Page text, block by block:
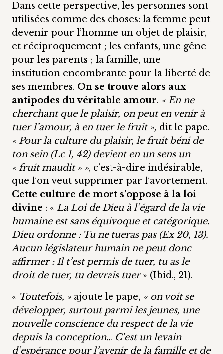
Dans cette perspective, les personnes sont
utilisées comme des choses: la femme peut
devenir pour l’homme un objet de plaisir,
et réciproquement ; les enfants, une gêne
pour les parents ; la famille, une
institution encombrante pour la liberté de
ses membres. On se trouve alors aux
antipodes du véritable amour. « En ne
cherchant que le plaisir, on peut en venir à
tuer l’amour, à en tuer le fruit », dit le pape.
« Pour la culture du plaisir, le fruit béni de
ton sein (Lc 1, 42) devient en un sens un
« fruit maudit » », c’est-à-dire indésirable,
que l’on veut supprimer par l’avortement.
Cette culture de mort s’oppose à la loi
divine : « La Loi de Dieu à l’égard de la vie
humaine est sans équivoque et catégorique.
Dieu ordonne : Tu ne tueras pas (Ex 20, 13).
Aucun législateur humain ne peut donc
affirmer : Il t’est permis de tuer, tu as le
droit de tuer, tu devrais tuer» (Ibid., 21).
« Toutefois, » ajoute le pape, « on voit se
développer, surtout parmi les jeunes, une
nouvelle conscience du respect de la vie
depuis la conception… C’est un levain
d’espérance pour l’avenir de la famille et de